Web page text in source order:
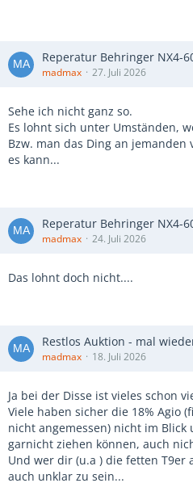
Reperatur Behringer NX4-
madmax 27. Juli 2026
Sehe ich nicht ganz so.
Es lohnt sich unter Umständen,
Bzw. man das Ding an
es kann...
Reperatur Behringer NX4-
madmax 24. Juli 2026
Das lohnt doch nicht....
Restlos Auktion - mal
madmax 18. Juli 2026
Ja bei der Disse ist vieles schon
Viele haben sicher die 18% Agio
nicht angemessen) nicht im
garnicht ziehen können, auch
Und wer dir (u.a ) die fetten T9er
auch unklar zu sein...